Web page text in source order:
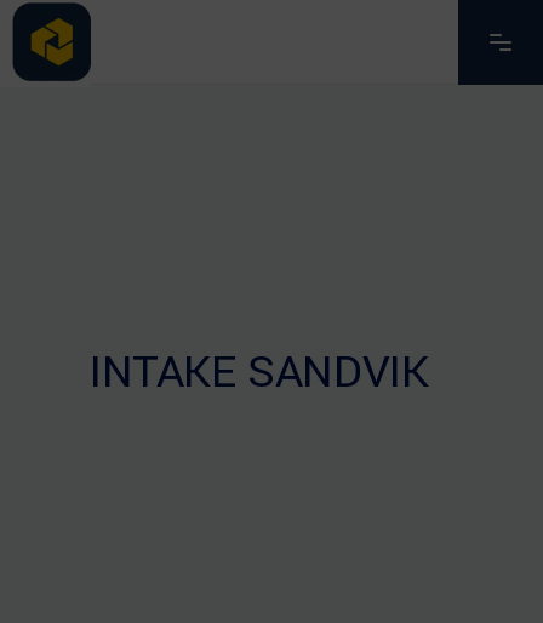
INTAKE SANDVIK